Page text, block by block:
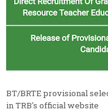
BT/BRTE provisional
in TRB's official website